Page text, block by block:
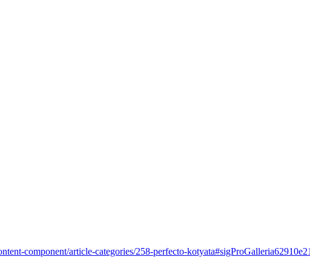
component/article-categories/258-perfecto-